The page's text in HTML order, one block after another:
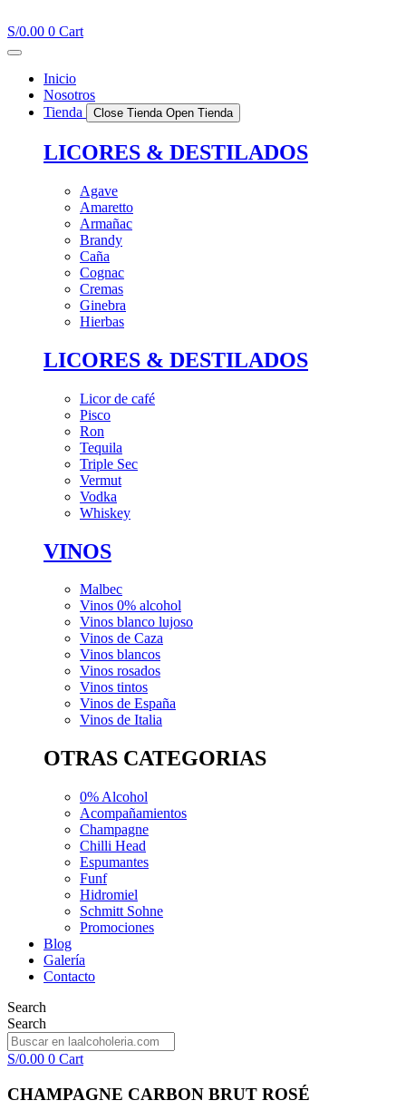
al
contenido
S/0.00 0 Cart
Inicio
Nosotros
Tienda
Close Tienda Open Tienda
LICORES & DESTILADOS
Agave
Amaretto
Armañac
Brandy
Caña
Cognac
Cremas
Ginebra
Hierbas
LICORES & DESTILADOS
Licor de café
Pisco
Ron
Tequila
Triple Sec
Vermut
Vodka
Whiskey
VINOS
Malbec
Vinos 0% alcohol
Vinos blanco lujoso
Vinos de Caza
Vinos blancos
Vinos rosados
Vinos tintos
Vinos de España
Vinos de Italia
OTRAS CATEGORIAS
0% Alcohol
Acompañamientos
Champagne
Chilli Head
Espumantes
Funf
Hidromiel
Schmitt Sohne
Promociones
Blog
Galería
Contacto
Search
Search
S/0.00 0 Cart
CHAMPAGNE CARBON BRUT ROSÉ